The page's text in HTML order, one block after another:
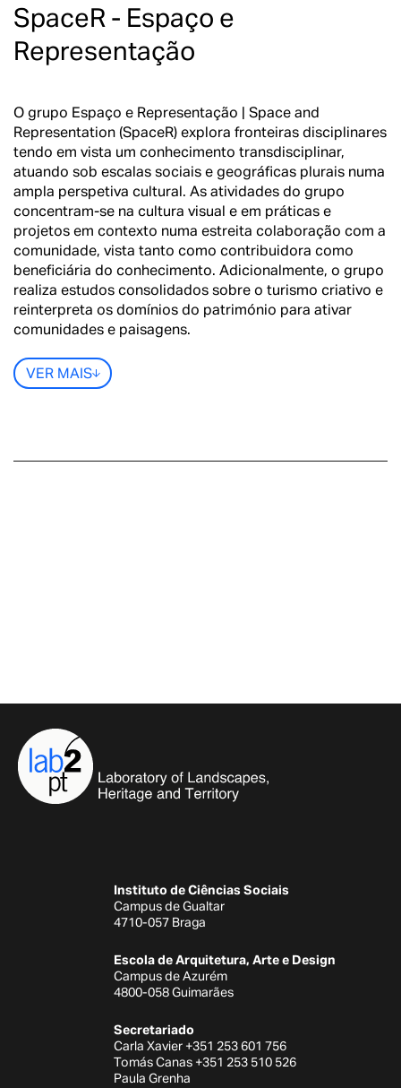
SpaceR - Espaço e
Representação
O grupo Espaço e Representação | Space and
Representation (SpaceR) explora fronteiras disciplinares
tendo em vista um conhecimento transdisciplinar,
atuando sob escalas sociais e geográficas plurais numa
ampla perspetiva cultural. As atividades do grupo
concentram-se na cultura visual e em práticas e
projetos em contexto numa estreita colaboração com a
comunidade, vista tanto como contribuidora como
beneficiária do conhecimento. Adicionalmente, o grupo
realiza estudos consolidados sobre o turismo criativo e
reinterpreta os domínios do património para ativar
comunidades e paisagens.
VER MAIS
Instituto de Ciências Sociais
Campus de Gualtar
4710-057 Braga
Escola de Arquitetura, Arte e Design
Campus de Azurém
4800-058 Guimarães
Secretariado
Carla Xavier +351 253 601 756
Tomás Canas +351 253 510 526
Paula Grenha